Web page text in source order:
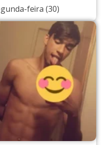
feira (30)